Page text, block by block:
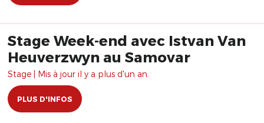
Stage Week-end avec Istvan Van
Heuverzwyn au Samovar
Stage | Mis à jour il y a plus d'un an.
PLUS D'INFOS